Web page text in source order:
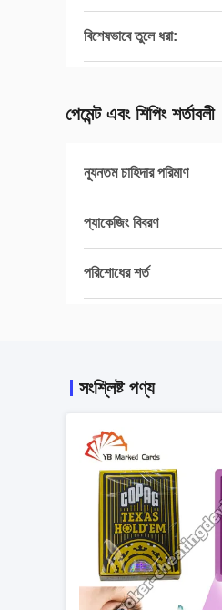
বিশেষভাবে তুলে ধরা:
পেমেন্ট এবং শিপিং শর্তাবলী
ন্যূনতম চাহিদার পরিমাণ
প্যাকেজিং বিবরণ
পরিশোধের শর্ত
সংশ্লিষ্ট পণ্য